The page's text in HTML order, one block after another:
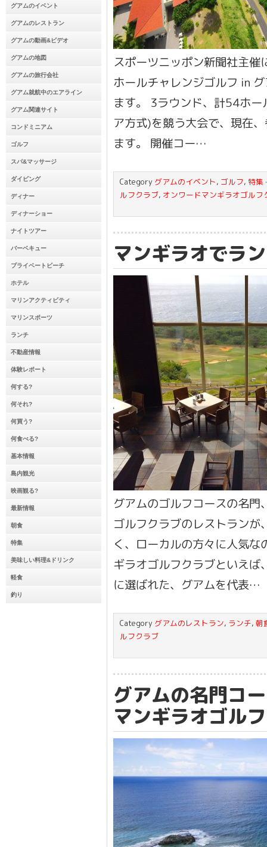
グアムのイベント
グアムのレストラン
グアムの動画&ビデオ
グアムの地図
グアムの旅行会社
グアム就航中のエアライン
グアム関連サイト
コンドミニアム
ゴルフ
スパ&マッサージ
ダイビング
ディナー
ディナーショー
ナイトツアー
バーベキュー
プライベートビーチ
ホテル
マリンアクティビティ
マリンスポーツ
ランチ
不動産情報
体験レポート
何する?
何それ?
何買う?
何食べる?
基本情報
島内観光
映画観る?
最新情報
朝食
特集
美味しい料理&ドリンク
軽食
釣り
スポーツニッポン新聞社主
ホールチャレンジゴルフ in
ます。 3ラウンド、計54ホ
ア方式)を競う大会で、現在
ます。 開催コー…
Category グアムのイベント, ゴルフ, 特集
ルフクラブ, オンワードマンギラオゴルフ
マンギラオでラ
グアムのゴルフコースの名門
ゴルフクラブのレストランが
く、ローカルの方々に人気
ギラオゴルフクラブといえ
に選ばれた、グアムを代表…
Category グアムのレストラン, ランチ, 朝
ルフクラブ
グアムの名門コ
マンギラオゴル